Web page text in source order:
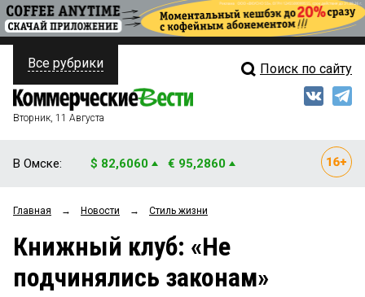
ПОЛИТИКА
ФИНАНСЫ
ОБЩЕСТВО
ЗАКОН
НОВОСТИ КОМПАНИЙ
Свежий выпуск
Рейтинги
Блоги
Все рубрики Поиск по сайту
Вторник, 11 Августа
В Омске: $ 82,6060 € 95,2860
Главная → Новости → Стиль жизни
Книжный клуб: «Не
подчинялись законам»